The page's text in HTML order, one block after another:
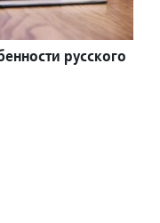
русского